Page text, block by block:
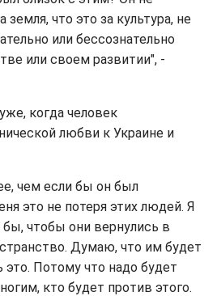
земля, что это за культура, не
или бессознательно
или своем развитии", -
когда человек
любви к Украине и
чем если бы он был
это не потеря этих людей. Я
чтобы они вернулись в
Думаю, что им будет
это. Потому что надо будет
кто будет против этого.